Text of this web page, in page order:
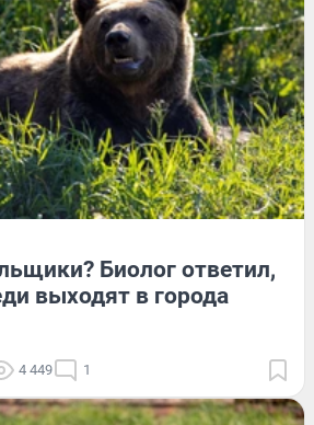
Биолог ответил,
выходят в города
4 449 1